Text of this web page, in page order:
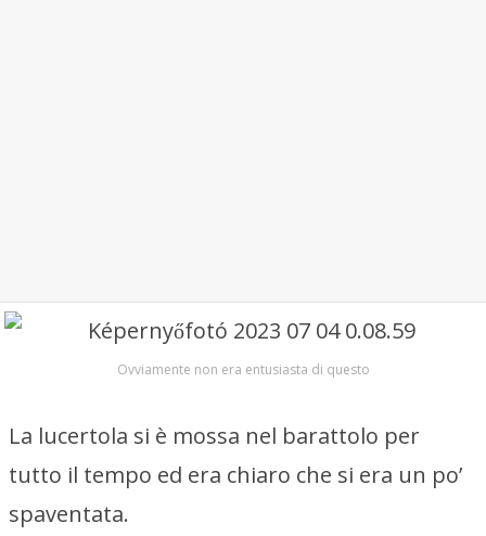
Ovviamente non era entusiasta di questo
La lucertola si è mossa nel barattolo per
tutto il tempo ed era chiaro che si era un po’
spaventata.